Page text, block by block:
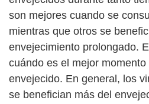
son mejores cuando se
mientras que otros se
envejecimiento prolongado.
cuándo es el mejor
envejecido. En general, los
se benefician más del